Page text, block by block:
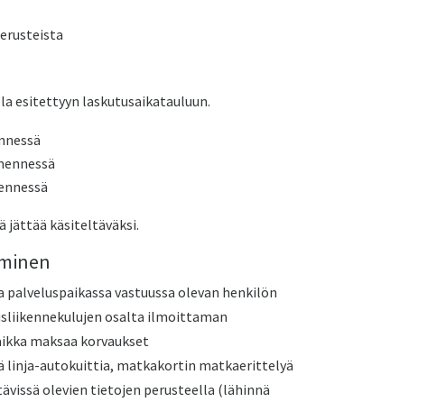
esitettyyn laskutusaikatauluun.
jättää käsiteltäväksi.
vastuussa olevan henkilön
osalta ilmoittaman
maksaa korvaukset
linja-autokuittia, matkakortin matkaerittelyä
olevien tietojen perusteella (lähinnä